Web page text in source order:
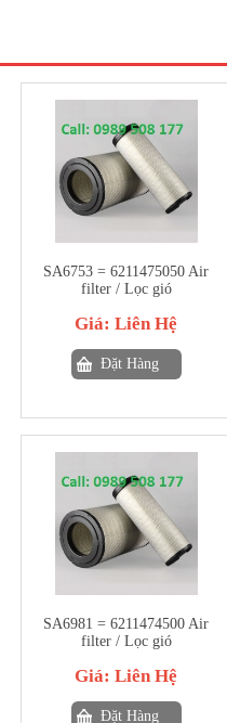
SA6753 = 6211475050 Air
filter / Lọc gió
Giá: Liên Hệ
Đặt Hàng
SA6981 = 6211474500 Air
filter / Lọc gió
Giá: Liên Hệ
Đặt Hàng